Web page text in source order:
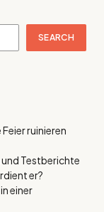
SEARCH
ruinieren
Testberichte
er?
einer